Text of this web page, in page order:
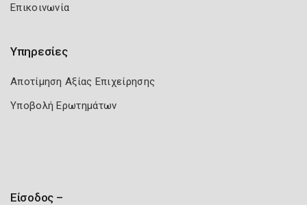
Επικοινωνία
Υπηρεσίες
Αποτίμηση Αξίας Επιχείρησης
Υποβολή Ερωτημάτων
Είσοδος –